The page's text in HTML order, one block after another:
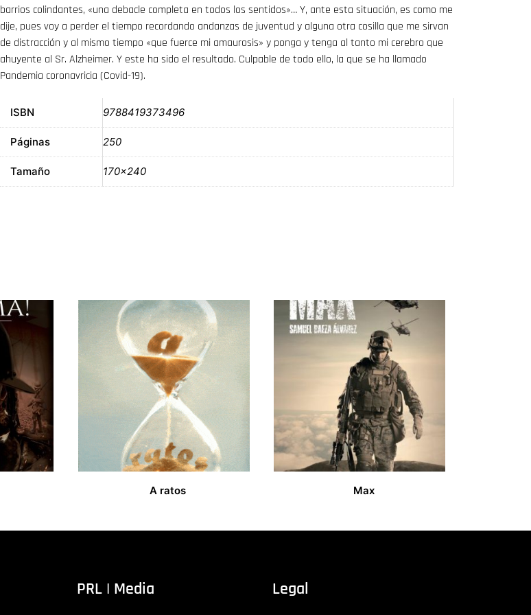
barrios colindantes, «una debacle completa en todos los sentidos»… Y, ante esta situación, es como me
dije, pues voy a perder el tiempo recordando andanzas de juventud y alguna otra cosilla que me sirvan
de distracción y al mismo tiempo «que fuerce mi amaurosis» y ponga y tenga al tanto mi cerebro que
ahuyente al Sr. Alzheimer. Y este ha sido el resultado. Culpable de todo ello, la que se ha llamado
Pandemia coronavricia (Covid-19).
ISBN 9788419373496
Páginas 250
Tamaño 170×240
A ratos Max
PRL | Media Legal